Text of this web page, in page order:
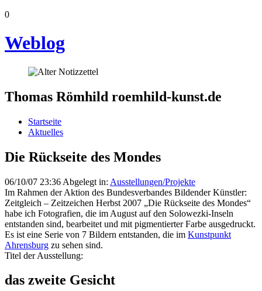
0
Weblog
Thomas Römhild roemhild-kunst.de
Startseite
Aktuelles
Die Rückseite des Mondes
06/10/07 23:36 Abgelegt in: Ausstellungen/Projekte
Im Rahmen der Aktion des Bundesverbandes Bildender Künstler:
Zeitgleich – Zeitzeichen Herbst 2007 „Die Rückseite des Mondes“
habe ich Fotografien, die im August auf den Solowezki-Inseln
entstanden sind, bearbeitet und mit pigmentierter Farbe ausgedruckt.
Es ist eine Serie von 7 Bildern entstanden, die im Kunstpunkt
Ahrensburg zu sehen sind.
Titel der Ausstellung:
das zweite Gesicht